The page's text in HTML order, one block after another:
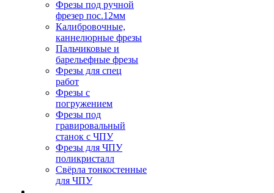
Фрезы под ручной
фрезер пос.12мм
Калибровочные,
каннелюрные фрезы
Пальчиковые и
барельефные фрезы
Фрезы для спец
работ
Фрезы с
погружением
Фрезы под
гравировальный
станок с ЧПУ
Фрезы для ЧПУ
поликристалл
Свёрла тонкостенные
для ЧПУ